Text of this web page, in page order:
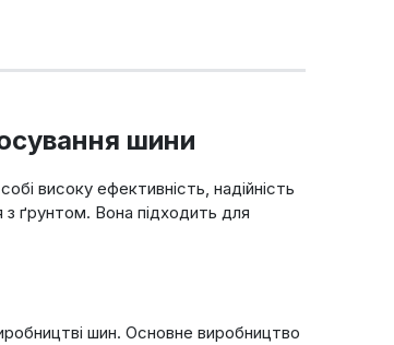
шини
високу ефективність, надійність
з ґрунтом. Вона підходить для
шин. Основне виробництво